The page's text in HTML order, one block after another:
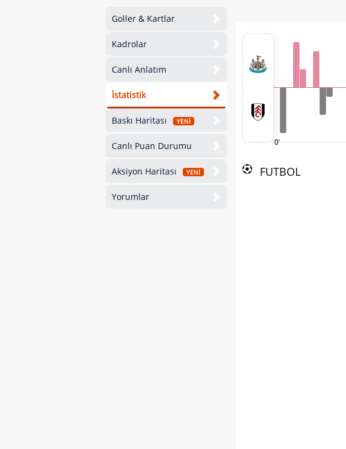
Goller & Kartlar
Kadrolar
Canlı Anlatım
İstatistik
Baskı Haritası YENİ
Canlı Puan Durumu
Aksiyon Haritası YENİ
Yorumlar
0'
FUTBOL